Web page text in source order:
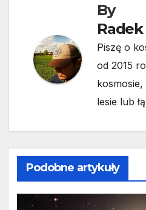
By
Piszę o
od 2015
kosmosie,
lesie lub
Podobne artykuły